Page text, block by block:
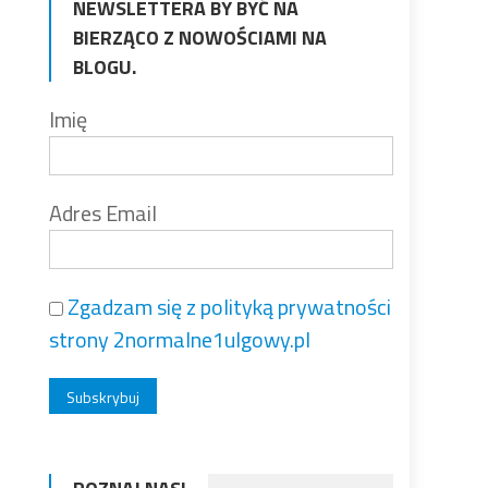
NEWSLETTERA BY BYĆ NA
BIERZĄCO Z NOWOŚCIAMI NA
BLOGU.
Imię
Adres Email
Zgadzam się z polityką prywatności
strony 2normalne1ulgowy.pl